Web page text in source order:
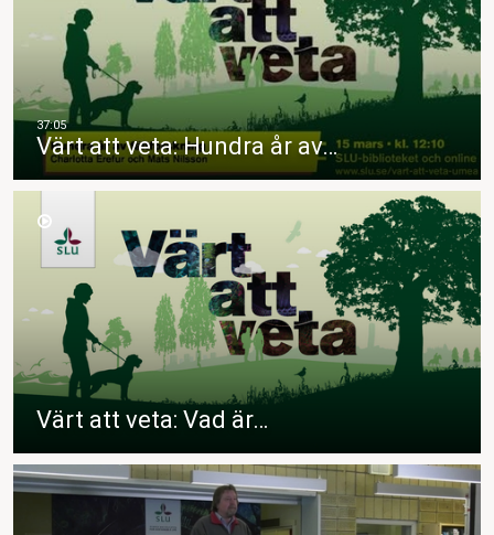
Värt att veta: Hundra år av…
Värt att veta: Vad är…